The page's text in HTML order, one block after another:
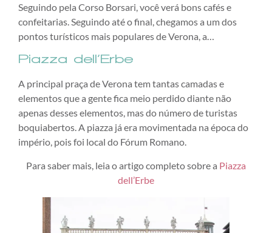
Seguindo pela Corso Borsari, você verá bons cafés e
confeitarias. Seguindo até o final, chegamos a um dos
pontos turísticos mais populares de Verona, a…
Piazza dell’Erbe
A principal praça de Verona tem tantas camadas e
elementos que a gente fica meio perdido diante não
apenas desses elementos, mas do número de turistas
boquiabertos. A piazza já era movimentada na época do
império, pois foi local do Fórum Romano.
Para saber mais, leia o artigo completo sobre a Piazza
dell’Erbe